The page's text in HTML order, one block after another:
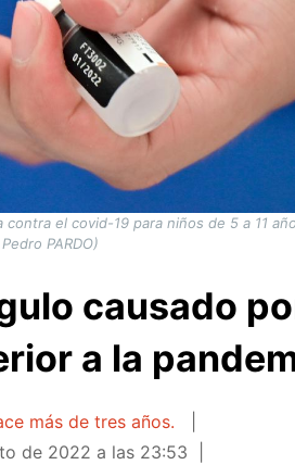
el covid-19 para niños de 5 a 11
PARDO)
causado
a la
más de tres años.
de 2022 a las 23:53